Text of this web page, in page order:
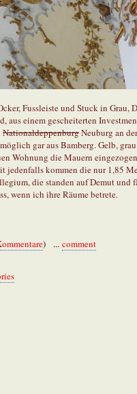
Fussleiste und Stuck in Grau,
aus einem gescheiterten
NationaldeppenburgNeuburg an
gar aus Bamberg. Gelb,
Wohnung die Mauern
jedenfalls kommen die nur 1,85
die standen auf Demut und
wenn ich ihre Räume betrete.
) ... comment